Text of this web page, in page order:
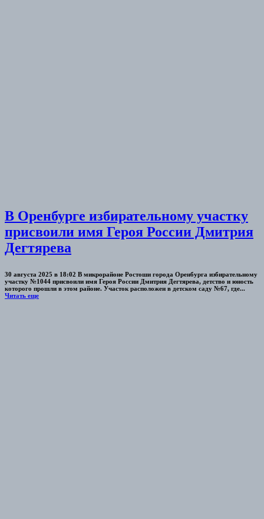
В Оренбурге избирательному участку
присвоили имя Героя России Дмитрия
Дегтярева
30 августа 2025 в 18:02 В микрорайоне Ростоши города Оренбурга избирательному
участку №1044 присвоили имя Героя России Дмитрия Дегтярева, детство и юность
которого прошли в этом районе. Участок расположен в детском саду №67, где...
Читать еще